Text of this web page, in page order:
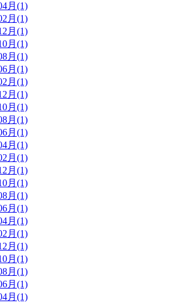
月(1)
月(1)
月(1)
月(1)
月(1)
月(1)
月(1)
月(1)
月(1)
月(1)
月(1)
月(1)
月(1)
月(1)
月(1)
月(1)
月(1)
月(1)
月(1)
月(1)
月(1)
月(1)
月(1)
月(1)